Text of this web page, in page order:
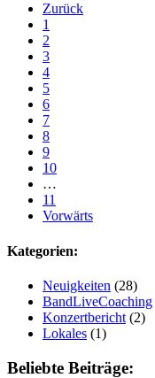
Zurück
1
2
3
4
5
6
7
8
9
10
…
11
Vorwärts
Kategorien:
Neuigkeiten (28)
BandLiveCoaching
Konzertbericht (2)
Lokales (1)
Beliebte Beiträge: